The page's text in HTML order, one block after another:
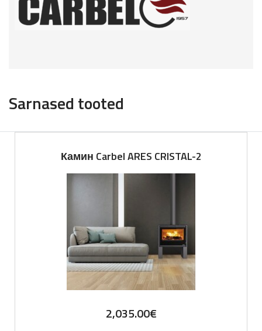
Sarnased tooted
Камин Carbel ARES CRISTAL-2
2,035.00€